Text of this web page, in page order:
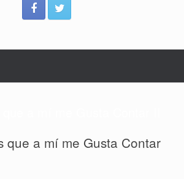
que a mí me Gusta Contar